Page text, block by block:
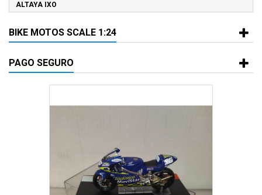
ALTAYA IXO
BIKE MOTOS SCALE 1:24
PAGO SEGURO